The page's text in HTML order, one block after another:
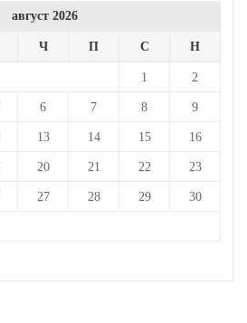
август 2026
Ч П С Н
1 2
6 7 8 9
13 14 15 16
20 21 22 23
27 28 29 30